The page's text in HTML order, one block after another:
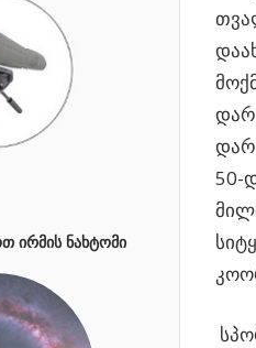
50-
ᲘᲠᲛᲘᲡ ᲜᲐᲮᲢᲝᲛᲘ